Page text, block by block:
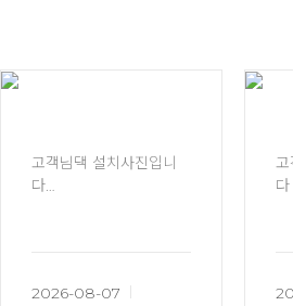
고객님댁 설치사진입니
다
2026-08-07
고
다